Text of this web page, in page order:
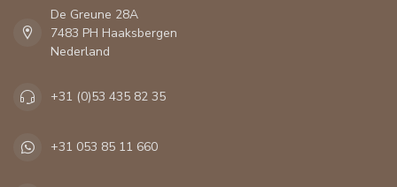
De Greune 28A
7483 PH Haaksbergen
Nederland
+31 (0)53 435 82 35
+31 053 85 11 660